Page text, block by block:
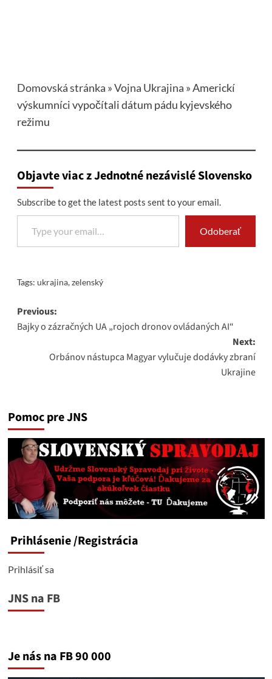
Domovská stránka »Vojna Ukrajina »Americkí
výskumníci vypočítali dátum pádu kyjevského
režimu
Objavte viac z Jednotné nezávislé Slovensko
Subscribe to get the latest posts sent to your email.
Type your email…
Odoberať
Tags: ukrajina,zelenský
Post
navigation
Previous:
Bajky o zázračných UA „rojoch dronov ovládaných AI“
Next:
Orbánov nástupca Magyar vylučuje dodávky zbraní
Ukrajine
Pomoc pre JNS
Prihlásenie/Registrácia
Prihlásiť sa
JNS na FB
Je nás na FB 90 000